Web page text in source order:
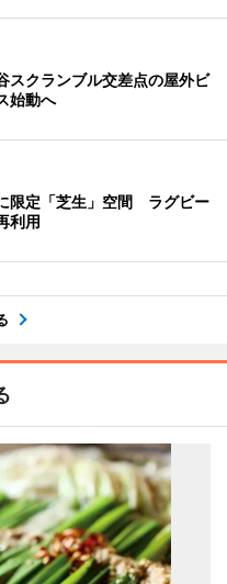
スクランブル交差点の屋外ビ
始動へ
限定「芝生」空間 ラグビー
利用